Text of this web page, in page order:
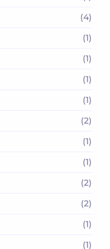
(4)
(1)
(1)
(1)
(1)
(2)
(1)
(1)
(2)
(2)
(1)
(1)